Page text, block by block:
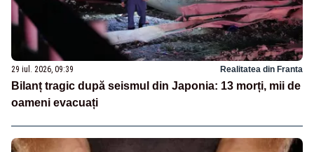
29 iul. 2026, 09:39 Realitatea din Franta
Bilanț tragic după seismul din Japonia: 13 morți, mii de
oameni evacuați